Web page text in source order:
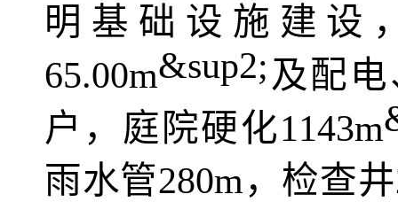
明基础设施 建设
65.00m&sup2;及配
户，庭院硬化1143m
雨水管280m ，检查井